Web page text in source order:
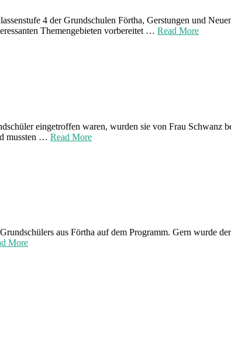
4 der Grundschulen Förtha, Gerstungen und
Themengebieten vorbereitet … Read More
eingetroffen waren, wurden sie von Frau Schwanz
mussten … Read More
aus Förtha auf dem Programm. Gern wurde
More